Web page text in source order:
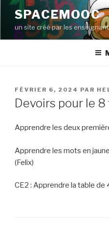
Aller
contenu
principal
SPACEMOOC
un site créé par les
PUBLIÉ
LE
FÉVRIER 6, 2024 PAR
Devoirs pour le
Apprendre les deux
Apprendre les mots en
(Felix)
CE2 : Apprendre la table de